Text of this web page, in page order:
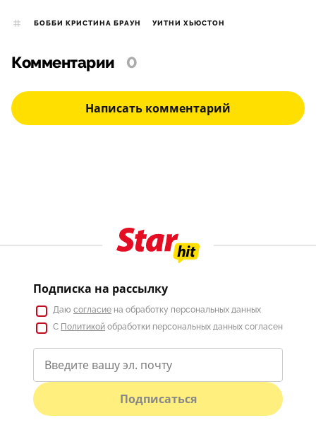
БОББИ КРИСТИНА БРАУН УИТНИ ХЬЮСТОН
Комментарии 0
Написать комментарий
Подписка на рассылку
Даю согласие на обработку персональных данных
С Политикой обработки персональных данных согласен
Подписаться